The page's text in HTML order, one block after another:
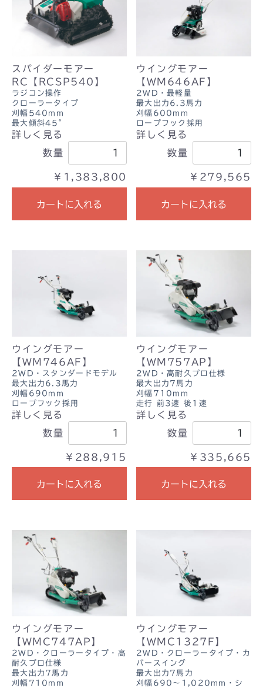
スパイダーモアー
RC【RCSP540】
ラジコン操作
クローラータイプ
刈幅540mm
最大傾斜45°
詳しく見る
数量
￥1,383,800
カートに入れる
ウイングモアー
【WM646AF】
2WD・最軽量
最大出力6.3馬力
刈幅600mm
ロープフック採用
詳しく見る
数量
￥279,565
カートに入れる
ウイングモアー
【WM746AF】
2WD・スタンダードモデル
最大出力6.3馬力
刈幅690mm
ロープフック採用
詳しく見る
数量
￥288,915
カートに入れる
ウイングモアー
【WM757AP】
2WD・高耐久プロ仕様
最大出力7馬力
刈幅710mm
走行 前3速 後1速
詳しく見る
数量
￥335,665
カートに入れる
ウイングモアー
【WMC747AP】
2WD・クローラータイプ・高
耐久プロ仕様
最大出力7馬力
刈幅710mm
ウイングモアー
【WMC1327F】
2WD・クローラータイプ・カ
バースイング
最大出力7馬力
刈幅690～1,020mm・シ